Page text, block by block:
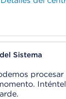
Sistema